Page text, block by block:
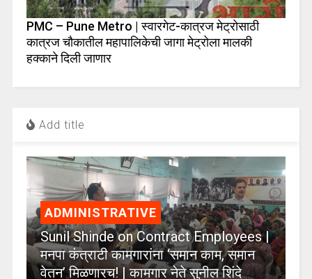
PMC – Pune Metro | स्वारगेट-कात्रज मेट्रोसाठी
कात्रज चौकातील महापालिकेची जागा मेट्रोला मालकी
हक्काने दिली जाणार
Add title
ADMINISTRATIVE
Sunil Shinde on Contract Employees |
मनपा कंत्राटी कामगारांना ‘समान काम, समान
वेतन’ मिळणारच! | कामगार नेते सुनील शिंदे